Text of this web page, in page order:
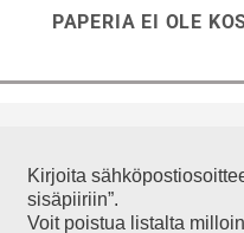
PAPERIA EI OLE
Kirjoita
sisäpiiriin”.
Voit poistua listalta